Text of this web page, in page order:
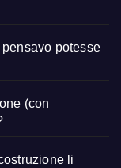
potesse
(con
li